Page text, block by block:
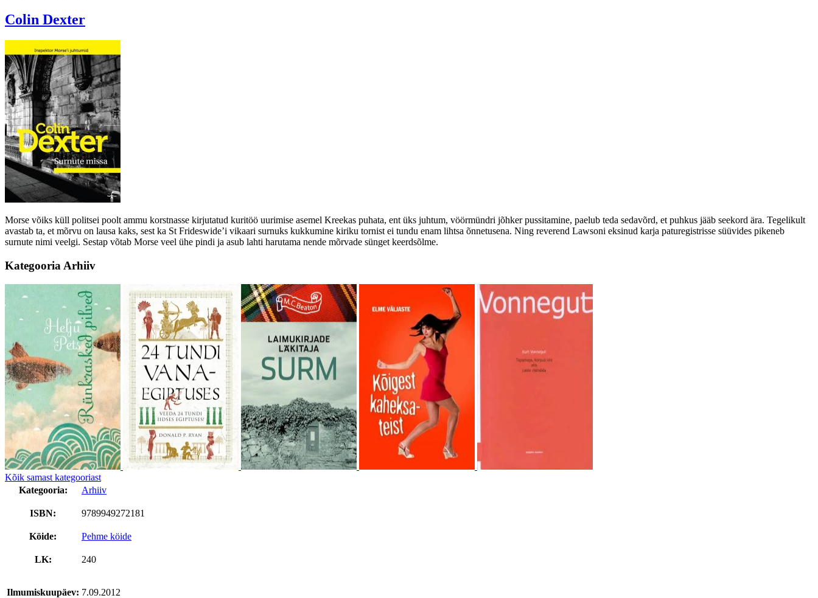
Colin Dexter
Morse võiks küll politsei poolt ammu korstnasse kirjutatud kuritöö uurimise asemel Kreekas puhata, ent üks juhtum, vöörmündri jõhker pussitamine, paelub teda sedavõrd, et puhkus jääb seekord ära. Tegelikult
avastab ta, et mõrvu on lausa kaks, sest ka St Frideswide’i vikaari surnuks kukkumine kiriku tornist ei tundu enam lihtsa õnnetusena. Ning reverend Lawsoni eksinud karja paturegistrisse süüvides pikeneb
surnute nimi veelgi. Sestap võtab Morse veel ühe pindi ja asub lahti harutama nende mõrvade sünget keerdsõlme.
Kategooria Arhiiv
Kõik samast kategooriast
Kategooria:
Arhiiv
ISBN: 9789949272181
Köide: Pehme köide
LK: 240
Ilmumiskuupäev: 7.09.2012